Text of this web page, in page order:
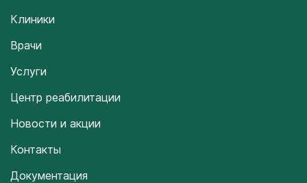
Клиники
Врачи
Услуги
Центр реабилитации
Новости и акции
Контакты
Документация